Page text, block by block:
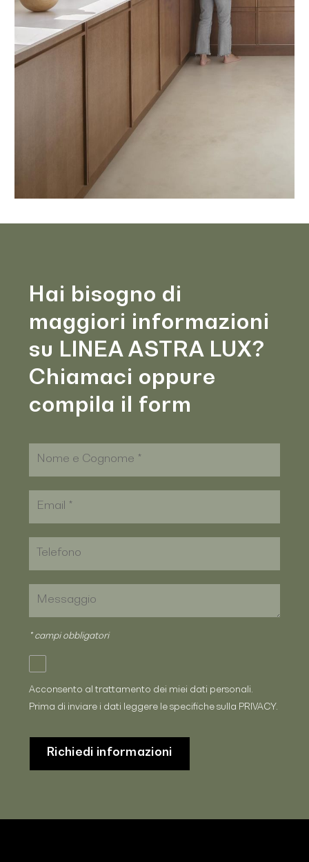
Hai bisogno di
maggiori informazioni
su LINEA ASTRA LUX?
Chiamaci oppure
compila il form
* campi obbligatori
Acconsento al trattamento dei miei dati personali.
Prima di inviare i dati leggere le specifiche sulla PRIVACY